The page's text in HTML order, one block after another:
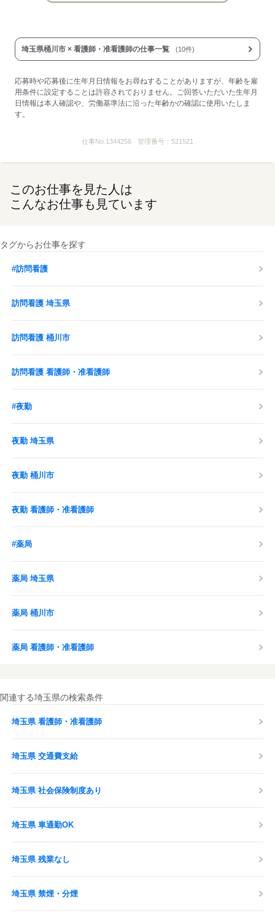
埼玉県桶川市 × 看護師・准看護師の仕事一覧 (10件)
応募時や応募後に生年月日情報をお尋ねすることがありますが、年齢を雇
用条件に設定することは許容されておりません。ご回答いただいた生年月
日情報は本人確認や、労働基準法に沿った年齢かの確認に使用いたしま
す。
仕事No. 1344256 管理番号： 521521
このお仕事を見た人は
こんなお仕事も見ています
タグからお仕事を探す
#訪問看護
訪問看護 埼玉県
訪問看護 桶川市
訪問看護 看護師・准看護師
#夜勤
夜勤 埼玉県
夜勤 桶川市
夜勤 看護師・准看護師
#薬局
薬局 埼玉県
薬局 桶川市
薬局 看護師・准看護師
関連する埼玉県の検索条件
埼玉県 看護師・准看護師
埼玉県 交通費支給
埼玉県 社会保険制度あり
埼玉県 車通勤OK
埼玉県 残業なし
埼玉県 禁煙・分煙